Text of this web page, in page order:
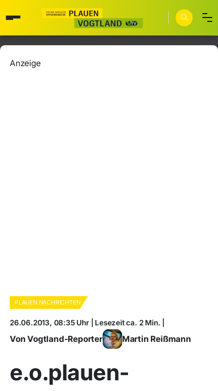
Anzeige
PLAUEN NACHRICHTEN
26.06.2013, 08:35 Uhr | Lesezeit ca. 2 Min. |
Von Vogtland-Reporter Martin Reißmann
e.o.plauen-